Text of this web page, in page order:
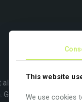
Erwartungen. So
Geschwindigkeit auf
This website
We use cookies